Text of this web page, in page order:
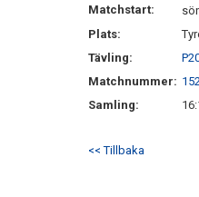
Matchstart:
Plats:
Tävling:
Matchnummer:
Samling:
<< Tillbaka